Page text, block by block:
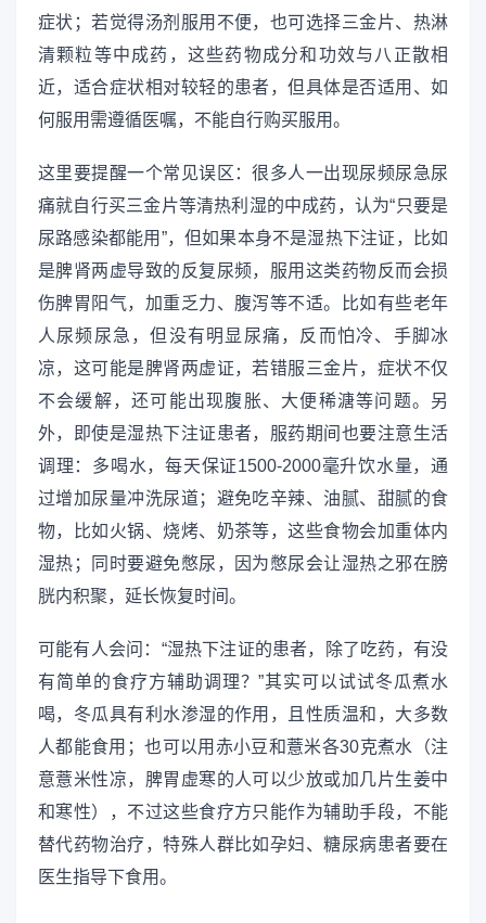
症状；若觉得汤剂服用不便，也可选择三金片、热淋
清颗粒等中成药，这些药物成分和功效与八正散相
近，适合症状相对较轻的患者，但具体是否适用、如
何服用需遵循医嘱，不能自行购买服用。
这里要提醒一个常见误区：很多人一出现尿频尿急尿
痛就自行买三金片等清热利湿的中成药，认为“只要是
尿路感染都能用”，但如果本身不是湿热下注证，比如
是脾肾两虚导致的反复尿频，服用这类药物反而会损
伤脾胃阳气，加重乏力、腹泻等不适。比如有些老年
人尿频尿急，但没有明显尿痛，反而怕冷、手脚冰
凉，这可能是脾肾两虚证，若错服三金片，症状不仅
不会缓解，还可能出现腹胀、大便稀溏等问题。另
外，即使是湿热下注证患者，服药期间也要注意生活
调理：多喝水，每天保证1500-2000毫升饮水量，通
过增加尿量冲洗尿道；避免吃辛辣、油腻、甜腻的食
物，比如火锅、烧烤、奶茶等，这些食物会加重体内
湿热；同时要避免憋尿，因为憋尿会让湿热之邪在膀
胱内积聚，延长恢复时间。
可能有人会问：“湿热下注证的患者，除了吃药，有没
有简单的食疗方辅助调理？”其实可以试试冬瓜煮水
喝，冬瓜具有利水渗湿的作用，且性质温和，大多数
人都能食用；也可以用赤小豆和薏米各30克煮水（注
意薏米性凉，脾胃虚寒的人可以少放或加几片生姜中
和寒性），不过这些食疗方只能作为辅助手段，不能
替代药物治疗，特殊人群比如孕妇、糖尿病患者要在
医生指导下食用。